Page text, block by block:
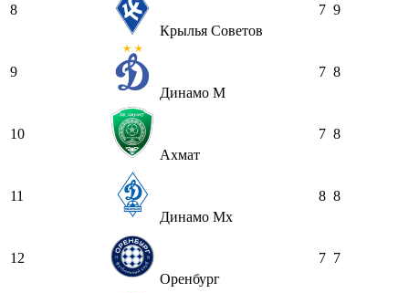
8
Крылья Советов
7 9
9
Динамо М
7 8
10
Ахмат
7 8
11
Динамо Мх
8 8
12
Оренбург
7 7